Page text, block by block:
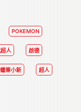
POKEMON
人 啟德
蠟筆小新 超人